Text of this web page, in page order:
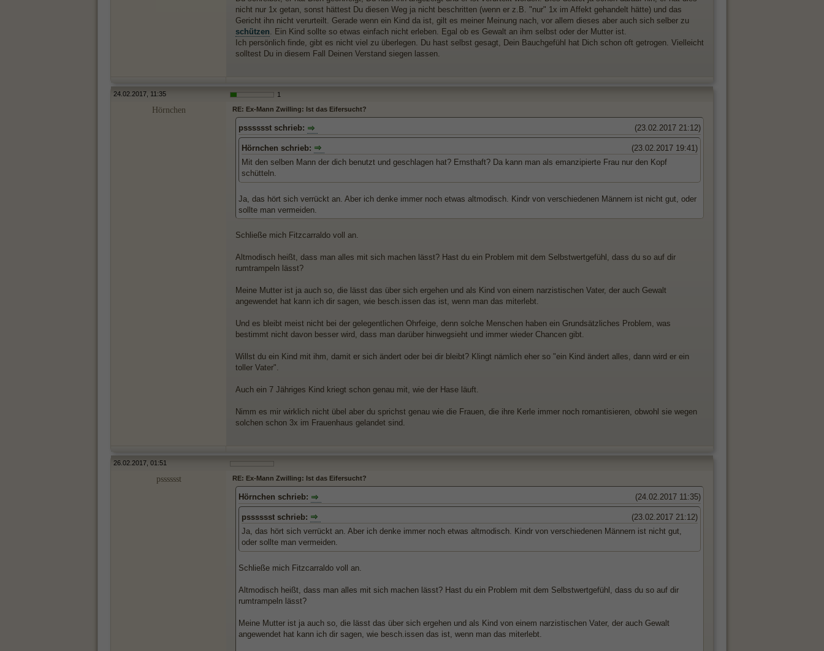
nicht nur 1x getan, sonst hättest Du diesen Weg ja nicht beschritten (wenn er z.B. "nur" 1x im Affekt gehandelt hätte) und das
Gericht ihn nicht verurteilt. Gerade wenn ein Kind da ist, gilt es meiner Meinung nach, vor allem dieses aber auch sich selber zu
schützen. Ein Kind sollte so etwas einfach nicht erleben. Egal ob es Gewalt an ihm selbst oder der Mutter ist.
Ich persönlich finde, gibt es nicht viel zu überlegen. Du hast selbst gesagt, Dein Bauchgefühl hat Dich schon oft getrogen. Vielleicht
solltest Du in diesem Fall Deinen Verstand siegen lassen.
24.02.2017, 11:35 1
Hörnchen RE: Ex-Mann Zwilling: Ist das Eifersucht?
(23.02.2017 21:12)
psssssst schrieb:
(23.02.2017 19:41)
Hörnchen schrieb:
Mit den selben Mann der dich benutzt und geschlagen hat? Ernsthaft? Da kann man als emanzipierte Frau nur den Kopf
schütteln.
Ja, das hört sich verrückt an. Aber ich denke immer noch etwas altmodisch. Kindr von verschiedenen Männern ist nicht gut, oder
sollte man vermeiden.
Schließe mich Fitzcarraldo voll an.
Altmodisch heißt, dass man alles mit sich machen lässt? Hast du ein Problem mit dem Selbstwertgefühl, dass du so auf dir
rumtrampeln lässt?
Meine Mutter ist ja auch so, die lässt das über sich ergehen und als Kind von einem narzistischen Vater, der auch Gewalt
angewendet hat kann ich dir sagen, wie besch.issen das ist, wenn man das miterlebt.
Und es bleibt meist nicht bei der gelegentlichen Ohrfeige, denn solche Menschen haben ein Grundsätzliches Problem, was
bestimmt nicht davon besser wird, dass man darüber hinwegsieht und immer wieder Chancen gibt.
Willst du ein Kind mit ihm, damit er sich ändert oder bei dir bleibt? Klingt nämlich eher so "ein Kind ändert alles, dann wird er ein
toller Vater".
Auch ein 7 Jähriges Kind kriegt schon genau mit, wie der Hase läuft.
Nimm es mir wirklich nicht übel aber du sprichst genau wie die Frauen, die ihre Kerle immer noch romantisieren, obwohl sie wegen
solchen schon 3x im Frauenhaus gelandet sind.
26.02.2017, 01:51
psssssst RE: Ex-Mann Zwilling: Ist das Eifersucht?
(24.02.2017 11:35)
Hörnchen schrieb:
(23.02.2017 21:12)
psssssst schrieb:
Ja, das hört sich verrückt an. Aber ich denke immer noch etwas altmodisch. Kindr von verschiedenen Männern ist nicht gut,
oder sollte man vermeiden.
Schließe mich Fitzcarraldo voll an.
Altmodisch heißt, dass man alles mit sich machen lässt? Hast du ein Problem mit dem Selbstwertgefühl, dass du so auf dir
rumtrampeln lässt?
Meine Mutter ist ja auch so, die lässt das über sich ergehen und als Kind von einem narzistischen Vater, der auch Gewalt
angewendet hat kann ich dir sagen, wie besch.issen das ist, wenn man das miterlebt.